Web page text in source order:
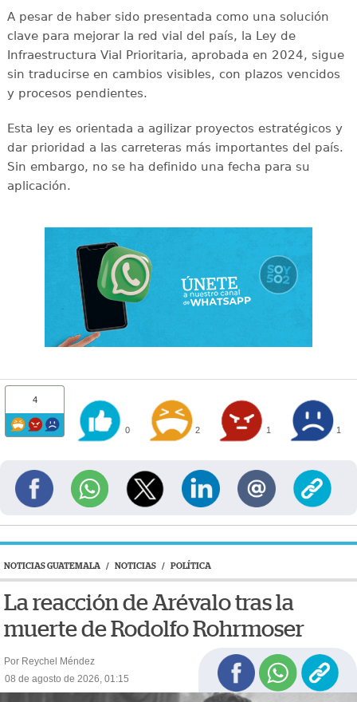
A pesar de haber sido presentada como una solución
clave para mejorar la red vial del país, la Ley de
Infraestructura Vial Prioritaria, aprobada en 2024, sigue
sin traducirse en cambios visibles, con plazos vencidos
y procesos pendientes.
Esta ley es orientada a agilizar proyectos estratégicos y
dar prioridad a las carreteras más importantes del país.
Sin embargo, no se ha definido una fecha para su
aplicación.
4
0 2 1 1
NOTICIAS GUATEMALA / NOTICIAS / POLÍTICA
La reacción de Arévalo tras la
muerte de Rodolfo Rohrmoser
Por Reychel Méndez
08 de agosto de 2026, 01:15